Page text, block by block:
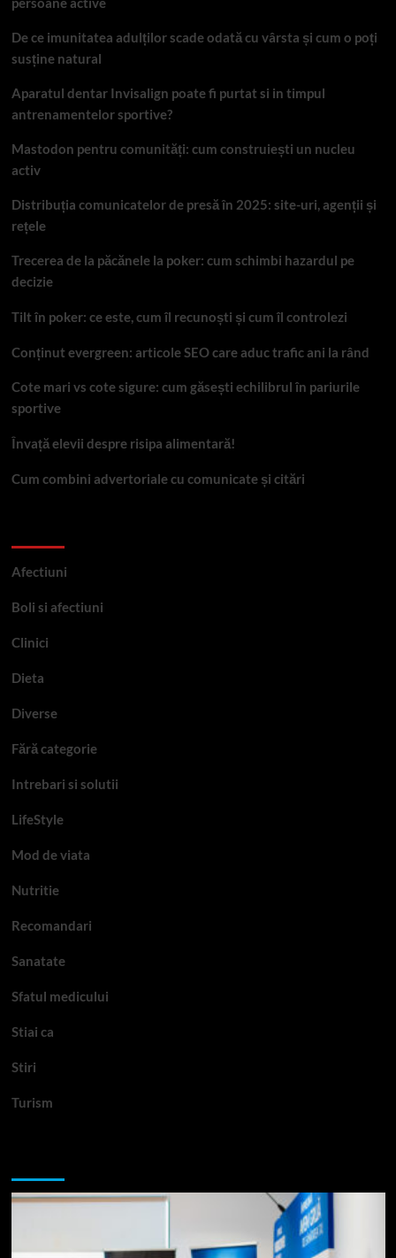
De ce imunitatea adulților scade odată cu vârsta și cum o poți
susține natural
Aparatul dentar Invisalign poate fi purtat si in timpul
antrenamentelor sportive?
Mastodon pentru comunități: cum construiești un nucleu
activ
Distribuția comunicatelor de presă în 2025: site-uri, agenții și
rețele
Trecerea de la păcănele la poker: cum schimbi hazardul pe
decizie
Tilt în poker: ce este, cum îl recunoști și cum îl controlezi
Conținut evergreen: articole SEO care aduc trafic ani la rând
Cote mari vs cote sigure: cum găsești echilibrul în pariurile
sportive
Învață elevii despre risipa alimentară!
Cum combini advertoriale cu comunicate și citări
Afectiuni
Boli si afectiuni
Clinici
Dieta
Diverse
Fără categorie
Intrebari si solutii
LifeStyle
Mod de viata
Nutritie
Recomandari
Sanatate
Sfatul medicului
Stiai ca
Stiri
Turism